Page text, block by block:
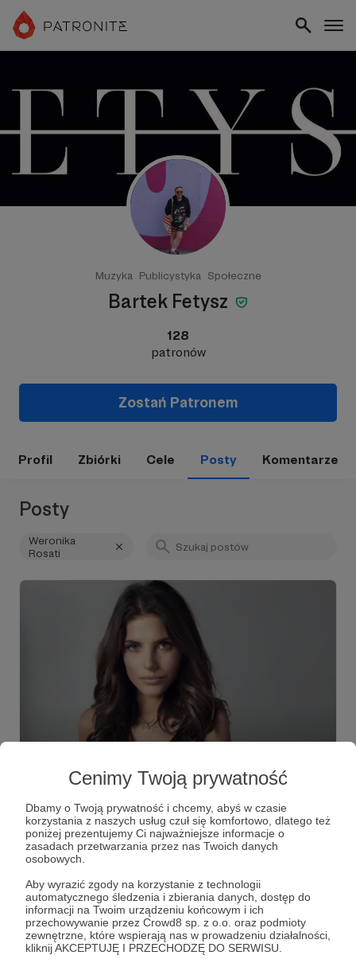
Cenimy Twoją prywatność
Dbamy o Twoją prywatność i chcemy, abyś w czasie
korzystania z naszych usług czuł się komfortowo, dlatego też
poniżej prezentujemy Ci najważniejsze informacje o
zasadach przetwarzania przez nas Twoich danych
osobowych.
Aby wyrazić zgody na korzystanie z technologii
automatycznego śledzenia i zbierania danych, dostęp do
informacji na Twoim urządzeniu końcowym i ich
przechowywanie przez Crowd8 sp. z o.o. oraz podmioty
zewnętrzne, które wspierają nas w prowadzeniu działalności,
kliknij AKCEPTUJĘ I PRZECHODZĘ DO SERWISU.
Muzyka Publicystyka Społeczne
Bartek Fetysz
128
patronów
Zostań Patronem
Profil Zbiórki Cele Posty Komentarze
Posty
Weronika
Rosati
MĘCZENNICA (2019).
Tekst, który udostępniła sama Weronika Rosati jako
"ciekawy".
Bartek Fetysz Weronika Rosati teksty archiwalne